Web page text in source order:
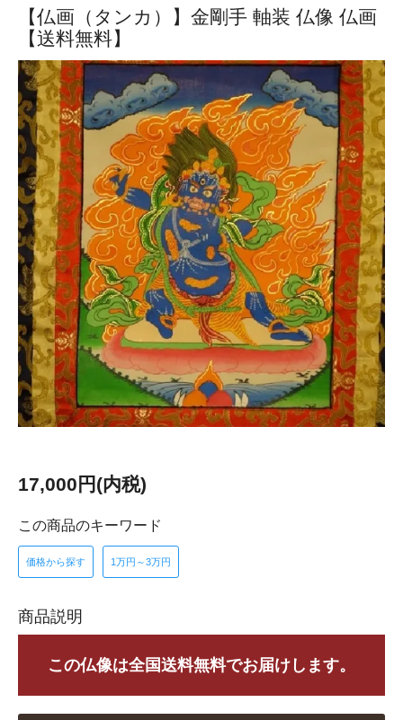
【仏画（タンカ）】金剛手 軸装 仏像 仏画
【送料無料】
17,000円(内税)
この商品のキーワード
価格から探す 1万円～3万円
商品説明
この仏像は全国送料無料でお届けします。